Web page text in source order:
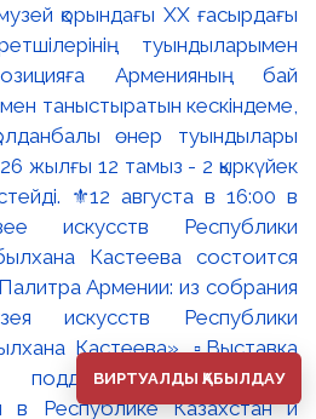
қорындағы ХХ ғасырдағы
туындыларымен
Арменияның бай
таныстыратын кескіндеме,
өнер туындылары
жылғы 12 тамыз - 2 қыркүйек
⚜️12 августа в 16:00 в
искусств Республики
Кастеева состоится
Армении: из собрания
искусств Республики
Кастеева». ▫️Выставка
поддержке Посольства
в Республике Казахстан и
ВИРТУАЛДЫ ҚАБЫЛДАУ